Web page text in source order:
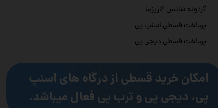
گردونه شانس کاریزما
پرداخت قسطي اسنپ پي
پرداخت قسطي دیجی پي
امکان خرید قسطی از درگاه های اسنپ
پی، دیجی پی و ترب پی فعال میباشد.